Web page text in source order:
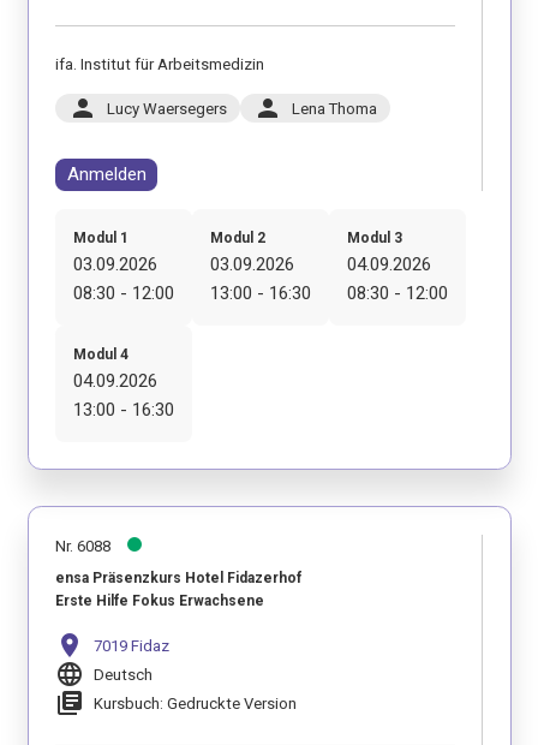
ifa. Institut für Arbeitsmedizin
person Lucy Waersegers person Lena Thoma
Anmelden
Modul 1
03.09.2026
08:30 - 12:00
Modul 2
03.09.2026
13:00 - 16:30
Modul 3
04.09.2026
08:30 - 12:00
Modul 4
04.09.2026
13:00 - 16:30
Nr. 6088
ensa Präsenzkurs Hotel Fidazerhof
Erste Hilfe Fokus Erwachsene
location_on 7019 Fidaz
language Deutsch
library_books Kursbuch: Gedruckte Version